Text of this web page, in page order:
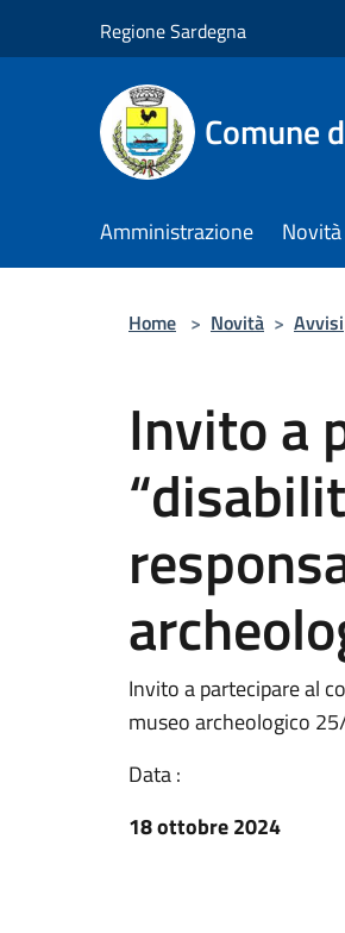
Regione Sardegna
Comune
Amministrazione Novità
Home > Novità > Avvisi
Invito a
Invito a partecipare al
museo archeologico
Data :
18 ottobre 2024